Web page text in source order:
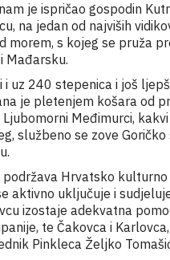
je ispričao gospodin
na jedan od najviših
morem, s kojeg se pruža
Mađarsku.
uz 240 stepenica i još
je pletenjem košara od
Međimurci,
službeno se zove
Hrvatsko
aktivno uključuje i
izostaje adekvatna
te Čakovca i
Pinkleca Željko